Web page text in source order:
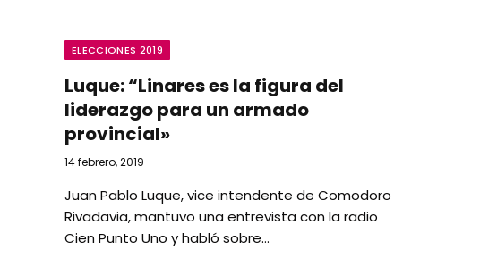
ELECCIONES 2019
Luque: “Linares es la figura del
liderazgo para un armado
provincial»
14 febrero, 2019
Juan Pablo Luque, vice intendente de Comodoro
Rivadavia, mantuvo una entrevista con la radio
Cien Punto Uno y habló sobre…